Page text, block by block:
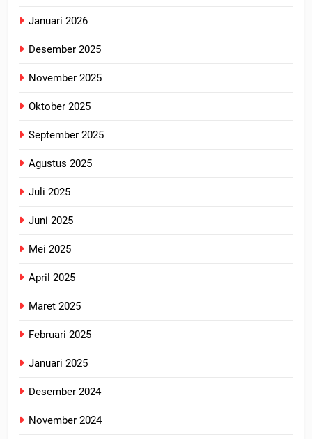
Januari 2026
Desember 2025
November 2025
Oktober 2025
September 2025
Agustus 2025
Juli 2025
Juni 2025
Mei 2025
April 2025
Maret 2025
Februari 2025
Januari 2025
Desember 2024
November 2024